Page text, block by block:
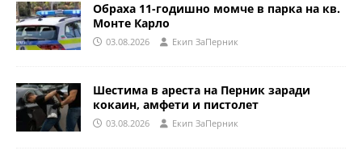
Обраха 11-годишно момче в парка на кв.
Монте Карло
03.08.2026 Eкип ЗаПерник
Шестима в ареста на Перник заради
кокаин, амфети и пистолет
03.08.2026 Eкип ЗаПерник